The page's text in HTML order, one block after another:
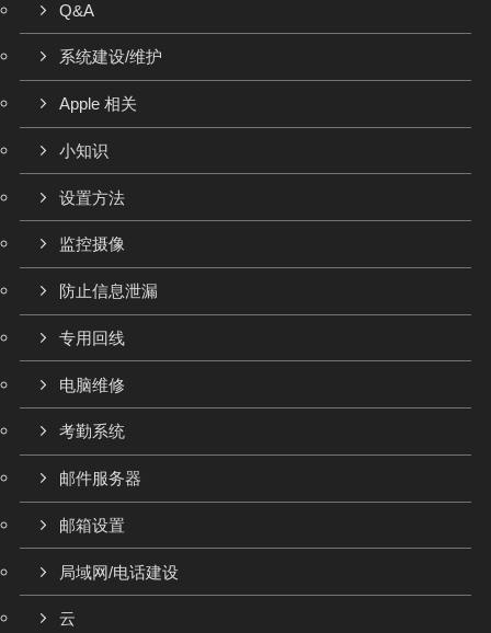
Q&A
系统建设/维护
Apple 相关
小知识
设置方法
监控摄像
防止信息泄漏
专用回线
电脑维修
考勤系统
邮件服务器
邮箱设置
局域网/电话建设
云